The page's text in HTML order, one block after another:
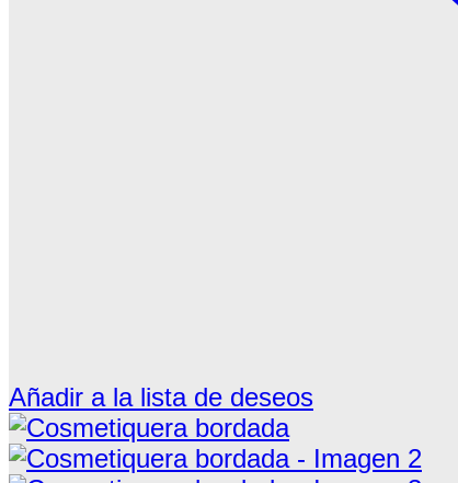
Añadir a la lista de deseos